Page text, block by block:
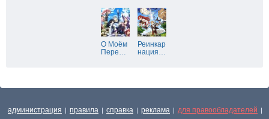
О Моём
Пере…
Реинкар
нация…
администрация | правила | справка | реклама | для правообладателей |